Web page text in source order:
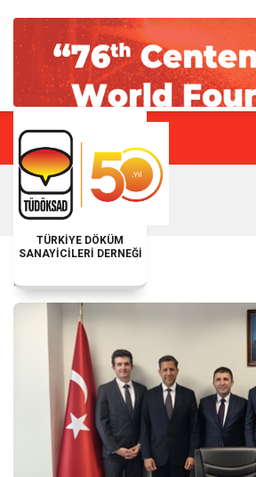
TÜRKİYE DÖKÜM
SANAYİCİLERİ DERNEĞİ
BIZDEN HABERLER